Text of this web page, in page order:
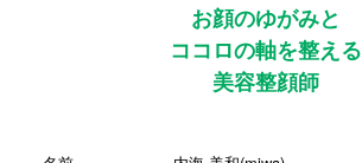
お顔のゆがみと
ココロの軸を整える
美容整顔師